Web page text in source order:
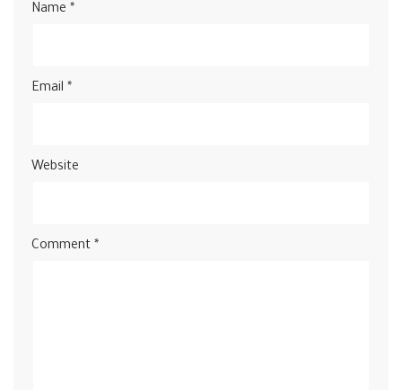
Name *
Email *
Website
Comment *